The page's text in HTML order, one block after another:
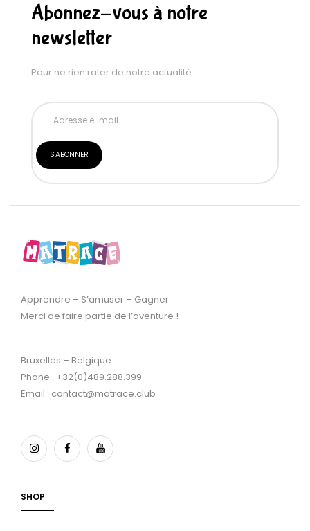
Abonnez-vous à notre
newsletter
Pour ne rien rater de notre actualité
Apprendre – S’amuser – Gagner
Merci de faire partie de l’aventure !
Bruxelles – Belgique
Phone : +32(0)489.288.399
Email : contact@matrace.club
SHOP